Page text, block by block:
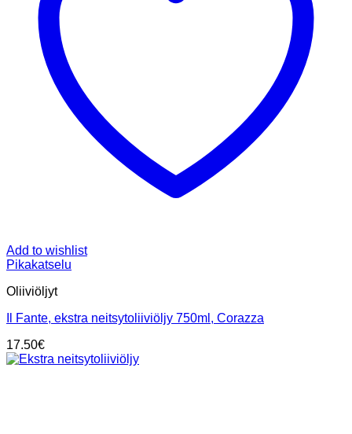
Add to wishlist
Pikakatselu
Oliiviöljyt
Il Fante, ekstra neitsytoliiviöljy 750ml, Corazza
17.50€